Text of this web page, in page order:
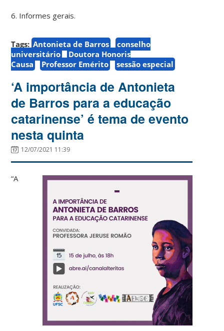
6. Informes gerais.
Tags: Antonieta de Barros
conselho
universitário
Doutora Honoris
Causa
Professor Emérito sessão especial
‘A importância de Antonieta
de Barros para a educação
catarinense’ é tema de evento
nesta quinta
12/07/2021 11:39
“A